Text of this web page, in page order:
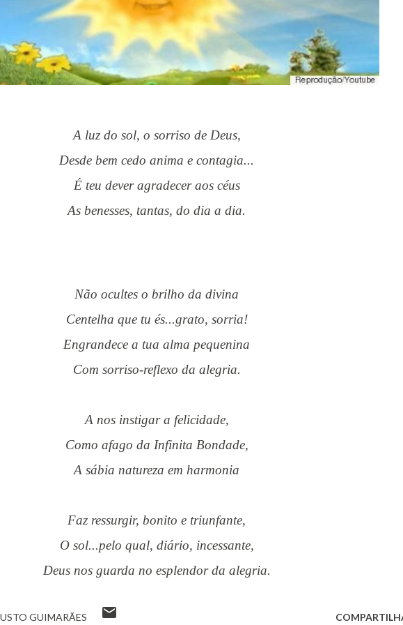
A luz do sol, o sorriso de Deus,
Desde bem cedo anima e contagia...
É teu dever agradecer aos céus
As benesses, tantas, do dia a dia.
Não ocultes o brilho da divina
Centelha que tu és...grato, sorria!
Engrandece a tua alma pequenina
Com sorriso-reflexo da alegria.
A nos instigar a felicidade,
Como afago da Infinita Bondade,
A sábia natureza em harmonia
Faz ressurgir, bonito e triunfante,
O sol...pelo qual, diário, incessante,
Deus nos guarda no esplendor da alegria.
GUIMARÃES